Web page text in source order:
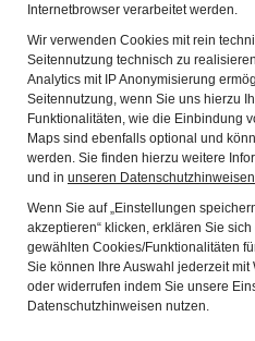
Internetbrowser verarbeitet werden.
Wir verwenden Cookies mit rein
Seitennutzung technisch zu
Analytics mit IP Anonymisierung
Seitennutzung, wenn Sie uns hierzu
Funktionalitäten, wie die Einbindung
Maps sind ebenfalls optional und
werden. Sie finden hierzu weitere
und in unseren Datenschutzhinweisen
Wenn Sie auf „Einstellungen
akzeptieren“ klicken, erklären Sie
gewählten Cookies/Funktionalitäten
Sie können Ihre Auswahl jederzeit
oder widerrufen indem Sie unsere
Datenschutzhinweisen nutzen.
2026